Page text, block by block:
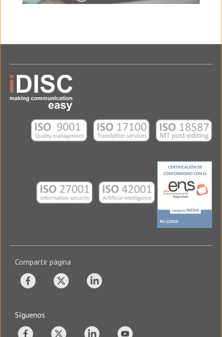
Compartir página
Síguenos